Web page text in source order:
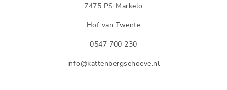
7475 PS Markelo
Hof van Twente
0547 700 230
info@kattenbergsehoeve.nl